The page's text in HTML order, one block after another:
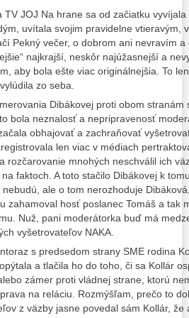
TV JOJ Na hrane sa od začiatku
uvítala svojim pravidelne vtieravým,
Pekný večer, o dobrom ani nevravím
najkrajší, neskôr najúžasnejší a
aby bola ešte viac originálnejšia. To
zo seba.
Dibákovej proti obom stranám
bola neznalosť a nepripravenosť
obhajovať a zachraňovať
len viac v médiach
rozčarovanie mnohých neschválil ich
faktoch. A toto stačilo Dibákovej k
nebudú, ale o tom nerozhoduje
zahamoval hosť poslanec Tomáš a tak
Nuž, pani moderátorka buď má
vyšetrovateľov NAKA.
s predsedom strany SME rodina
a tlačila ho do toho, či sa Kollár
zámer proti vládnej strane, ktorú
na reláciu. Rozmýšľam, prečo to
z väzby jasne povedal sám Kollár,